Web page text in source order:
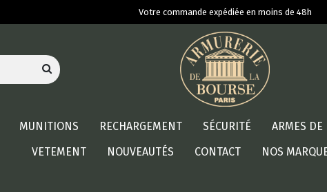
Votre commande expédiée en moins de 48h
MUNITIONS RECHARGEMENT SÉCURITÉ ARMES DE
VETEMENT
NOUVEAUTÉS CONTACT NOS